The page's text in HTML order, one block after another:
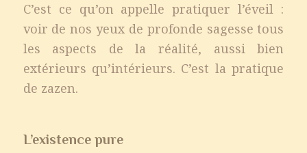
C’est ce qu’on appelle pratiquer l’éveil :
voir de nos yeux de profonde sagesse tous
les aspects de la réalité, aussi bien
extérieurs qu’intérieurs. C’est la pratique
de zazen.
L’existence pure